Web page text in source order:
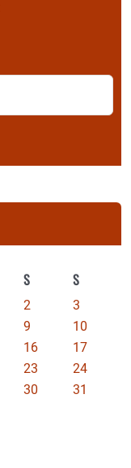
S S
2
3
9
10
16
17
23
24
30
31